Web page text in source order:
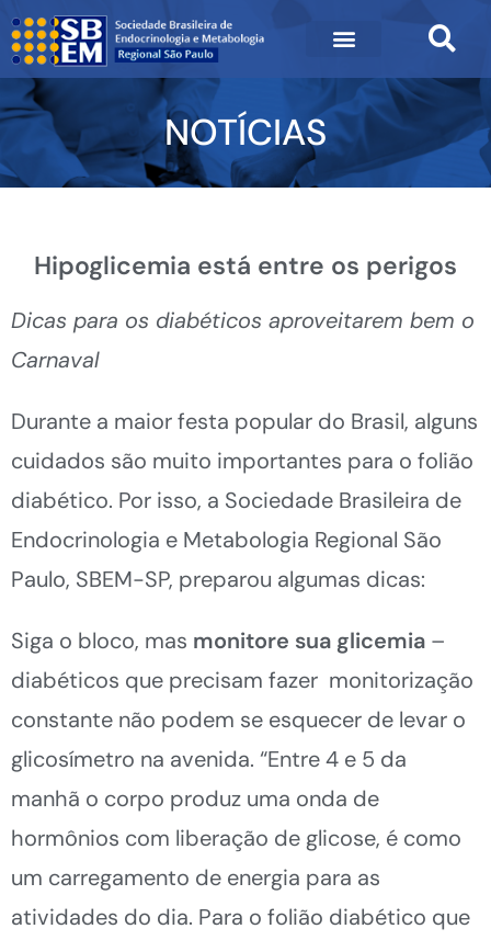
NOTÍCIAS
Hipoglicemia está entre os perigos
Dicas para os diabéticos aproveitarem bem o
Carnaval
Durante a maior festa popular do Brasil, alguns
cuidados são muito importantes para o folião
diabético. Por isso, a Sociedade Brasileira de
Endocrinologia e Metabologia Regional São
Paulo, SBEM-SP, preparou algumas dicas:
Siga o bloco, mas monitore sua glicemia –
diabéticos que precisam fazer monitorização
constante não podem se esquecer de levar o
glicosímetro na avenida. “Entre 4 e 5 da
manhã o corpo produz uma onda de
hormônios com liberação de glicose, é como
um carregamento de energia para as
atividades do dia. Para o folião diabético que